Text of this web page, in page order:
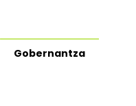
Gobernantza